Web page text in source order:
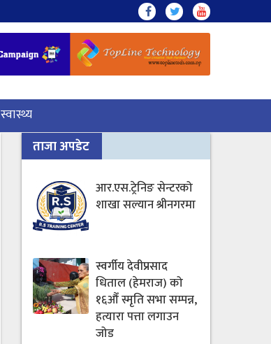
स्वास्थ्य
ताजा अपडेट
आर.एस.ट्रेनिङ सेन्टरको
शाखा सल्यान श्रीनगरमा
स्वर्गीय देवीप्रसाद
धिताल (हेमराज) को
१६औँ स्मृति सभा सम्पन्न,
हत्यारा पत्ता लगाउन
जोड